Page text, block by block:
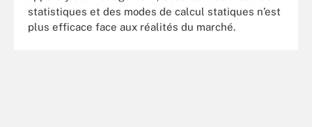
statistiques et des modes de calcul statiques n’est
plus efficace face aux réalités du marché.